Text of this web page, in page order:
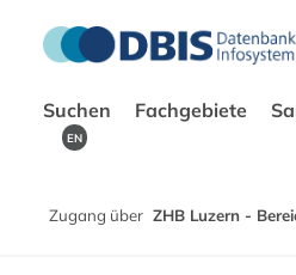
Suchen Fachgebiete
EN
Zugang über ZHB Luzern -